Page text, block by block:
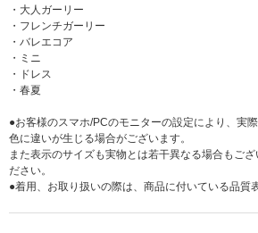
・大人ガーリー
・フレンチガーリー
・バレエコア
・ミニ
・ドレス
・春夏
●お客様のスマホ/PCのモニターの設定により、実
色に違いが生じる場合がございます。
また表示のサイズも実物とは若干異なる場合もご
ださい。
●着用、お取り扱いの際は、商品に付いている品質